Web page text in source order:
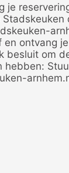
je
ontvang
besluit om
hebben: